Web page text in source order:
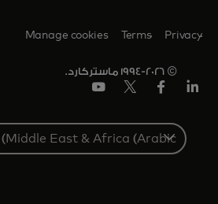
© 1994-2026 ماستركارد.
Privacy
Terms
Manage cookies
Select
a
country